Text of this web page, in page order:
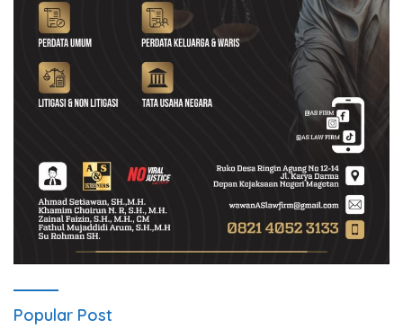
Popular Post